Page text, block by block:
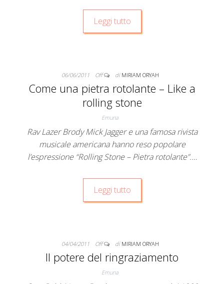
Leggi tutto
06/06/2011 Off di MIRIAM ORYAH
Come una pietra rotolante – Like a
rolling stone
Emuna
Rav Lazer Brody Mick Jagger e una famosa rivista
musicale americana hanno reso popolare
l’espressione “Rolling Stone – Pietra rotolante”.…
Leggi tutto
04/04/2011 Off di MIRIAM ORYAH
Il potere del ringraziamento
Emuna